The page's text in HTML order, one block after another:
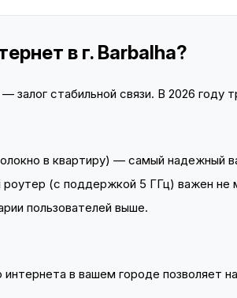
в г. Barbalha?
стабильной связи. В 2026 году
в квартиру) — самый надежный
(с поддержкой 5 ГГц) важен не
пользователей выше.
в вашем городе позволяет